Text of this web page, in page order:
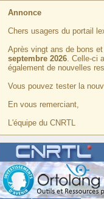
Annonce
Chers usagers du portail
Après vingt ans de bons
septembre 2026. Celle-ci
également de nouvelles
Vous pouvez tester la
En vous remerciant,
L'équipe du CNRTL